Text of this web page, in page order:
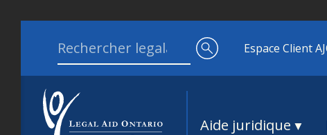
Search for:
Espace Client
Aide juridique